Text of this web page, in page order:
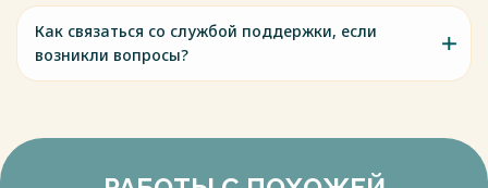
Как связаться со службой поддержки, если
возникли вопросы?